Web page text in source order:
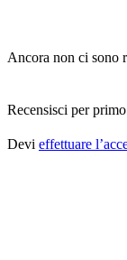
Ancora non ci sono
Recensisci per
Devi effettuare